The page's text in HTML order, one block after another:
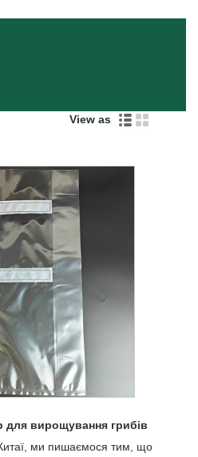
View as
для вирощування грибів
ми пишаємося тим, що